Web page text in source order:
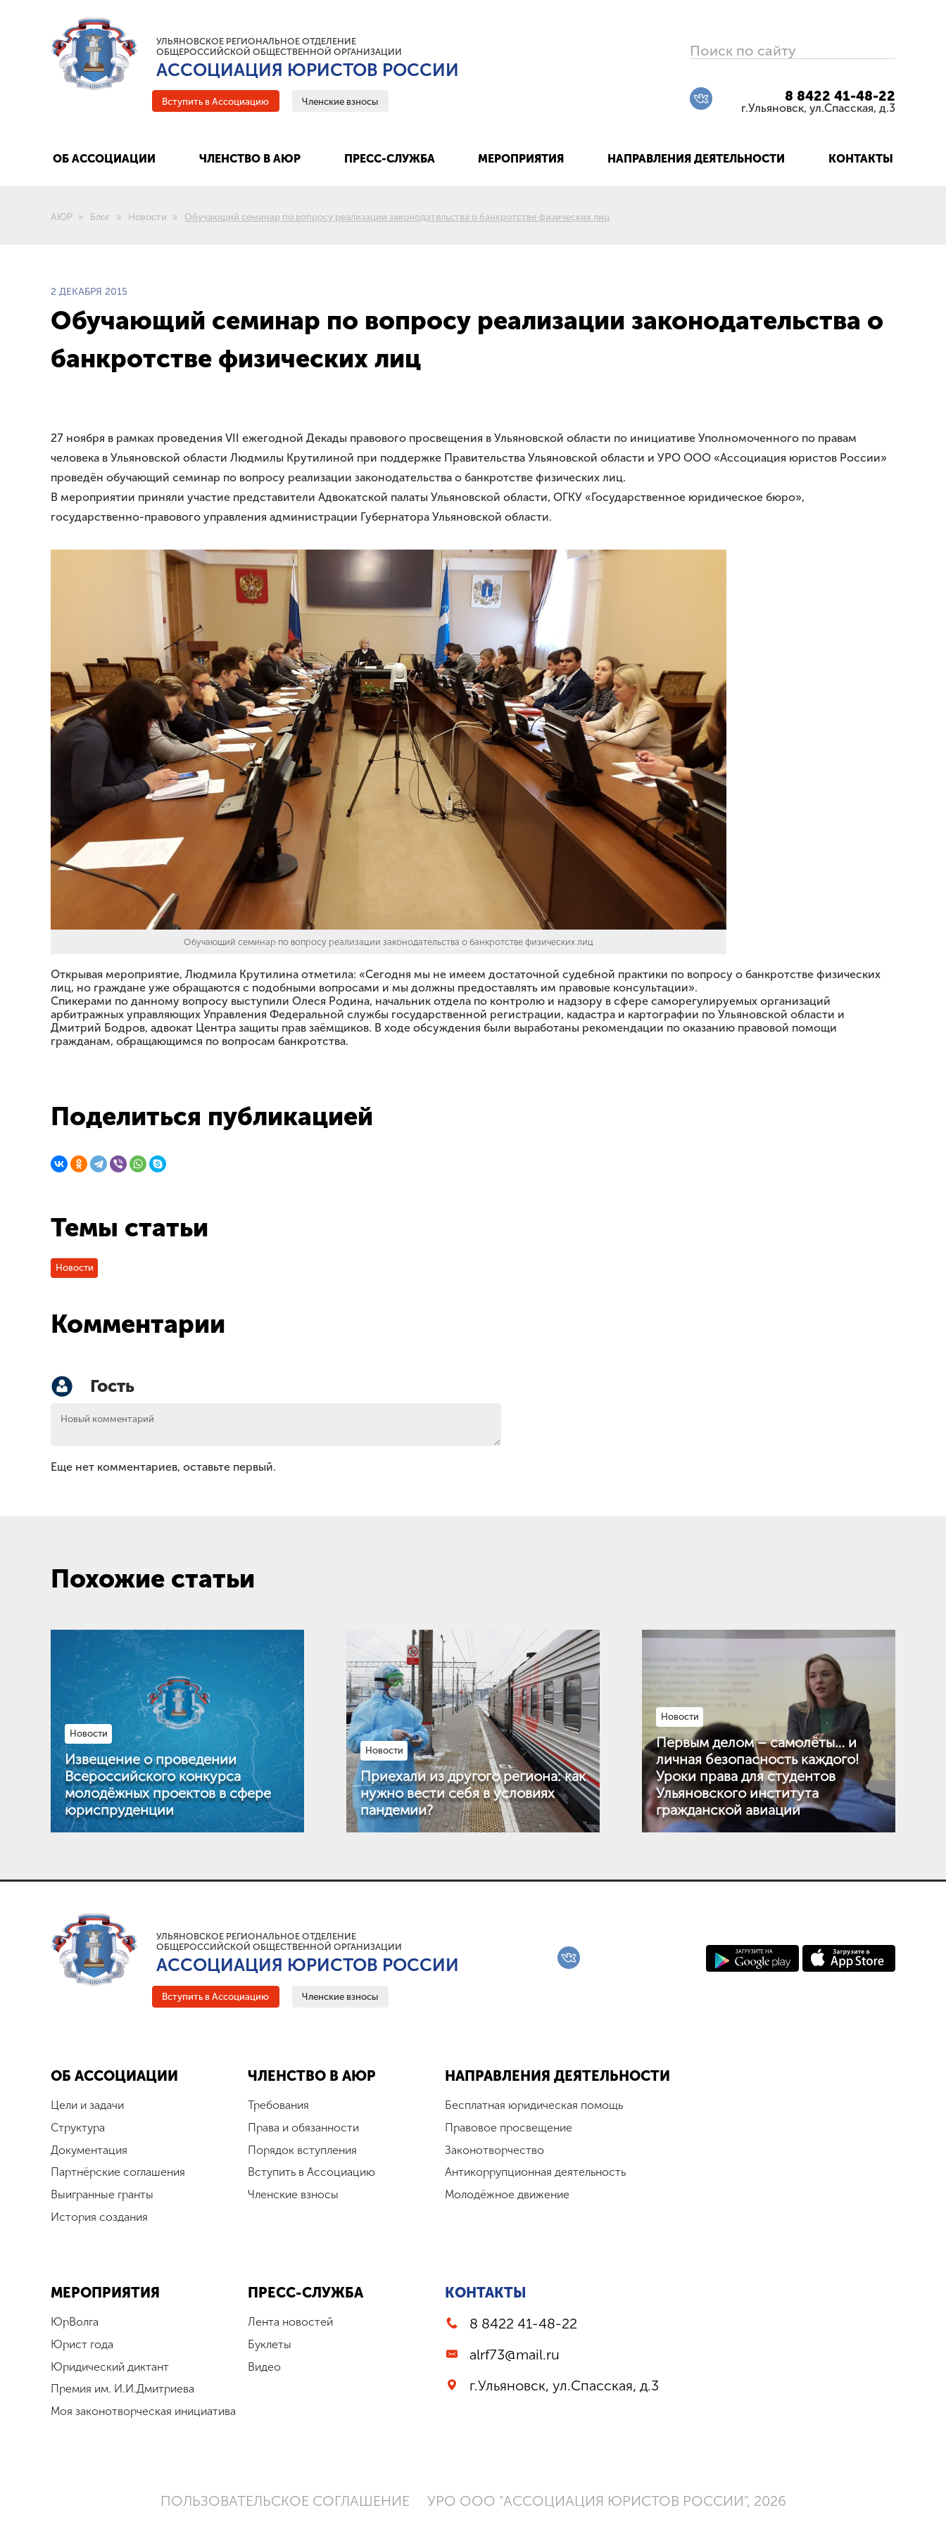
УЛЬЯНОВСКОЕ РЕГИОНАЛЬНОЕ ОТДЕЛЕНИЕ
ОБЩЕРОССИЙСКОЙ ОБЩЕСТВЕННОЙ ОРГАНИЗАЦИИ
АССОЦИАЦИЯ ЮРИСТОВ РОССИИ
Вступить в Ассоциацию Членские взносы
Поиск по сайту
8 8422 41-48-22
г.Ульяновск, ул.Спасская, д.3
ОБ АССОЦИАЦИИ ЧЛЕНСТВО В АЮР ПРЕСС-СЛУЖБА МЕРОПРИЯТИЯ НАПРАВЛЕНИЯ ДЕЯТЕЛЬНОСТИ КОНТАКТЫ
АЮР Блог Новости Обучающий семинар по вопросу реализации законодательства о банкротстве физических лиц
2 ДЕКАБРЯ 2015
Обучающий семинар по вопросу реализации законодательства о
банкротстве физических лиц
27 ноября в рамках проведения VII ежегодной Декады правового просвещения в Ульяновской области по инициативе Уполномоченного по правам
человека в Ульяновской области Людмилы Крутилиной при поддержке Правительства Ульяновской области и УРО ООО «Ассоциация юристов России»
проведён обучающий семинар по вопросу реализации законодательства о банкротстве физических лиц.
В мероприятии приняли участие представители Адвокатской палаты Ульяновской области, ОГКУ «Государственное юридическое бюро»,
государственно-правового управления администрации Губернатора Ульяновской области.
Обучающий семинар по вопросу реализации законодательства о банкротстве физических лиц
Открывая мероприятие, Людмила Крутилина отметила: «Сегодня мы не имеем достаточной судебной практики по вопросу о банкротстве физических
лиц, но граждане уже обращаются с подобными вопросами и мы должны предоставлять им правовые консультации».
Спикерами по данному вопросу выступили Олеся Родина, начальник отдела по контролю и надзору в сфере саморегулируемых организаций
арбитражных управляющих Управления Федеральной службы государственной регистрации, кадастра и картографии по Ульяновской области и
Дмитрий Бодров, адвокат Центра защиты прав заёмщиков. В ходе обсуждения были выработаны рекомендации по оказанию правовой помощи
гражданам, обращающимся по вопросам банкротства.
Поделиться публикацией
Темы статьи
Новости
Комментарии
Гость
Еще нет комментариев, оставьте первый.
Похожие статьи
Новости
Извещение о проведении
Всероссийского конкурса
молодёжных проектов в сфере
юриспруденции
Новости
Приехали из другого региона: как
нужно вести себя в условиях
пандемии?
Новости
Первым делом – самолёты… и
личная безопасность каждого!
Уроки права для студентов
Ульяновского института
гражданской авиации
УЛЬЯНОВСКОЕ РЕГИОНАЛЬНОЕ ОТДЕЛЕНИЕ
ОБЩЕРОССИЙСКОЙ ОБЩЕСТВЕННОЙ ОРГАНИЗАЦИИ
АССОЦИАЦИЯ ЮРИСТОВ РОССИИ
Вступить в Ассоциацию Членские взносы
ОБ АССОЦИАЦИИ
Цели и задачи
Структура
Документация
Партнёрские соглашения
Выигранные гранты
История создания
ЧЛЕНСТВО В АЮР
Требования
Права и обязанности
Порядок вступления
Вступить в Ассоциацию
Членские взносы
НАПРАВЛЕНИЯ ДЕЯТЕЛЬНОСТИ
Бесплатная юридическая помощь
Правовое просвещение
Законотворчество
Антикоррупционная деятельность
Молодёжное движение
МЕРОПРИЯТИЯ
ЮрВолга
Юрист года
Юридический диктант
Премия им. И.И.Дмитриева
Моя законотворческая инициатива
ПРЕСС-СЛУЖБА
Лента новостей
Буклеты
Видео
КОНТАКТЫ
8 8422 41-48-22
alrf73@mail.ru
г.Ульяновск, ул.Спасская, д.3
ПОЛЬЗОВАТЕЛЬСКОЕ СОГЛАШЕНИЕ УРО ООО "АССОЦИАЦИЯ ЮРИСТОВ РОССИИ", 2026